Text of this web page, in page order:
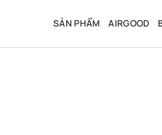
dung
SẢN PHẨM AIRGOOD